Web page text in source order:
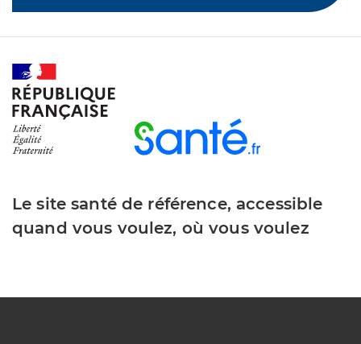
Le site santé de référence, accessible
quand vous voulez, où vous voulez